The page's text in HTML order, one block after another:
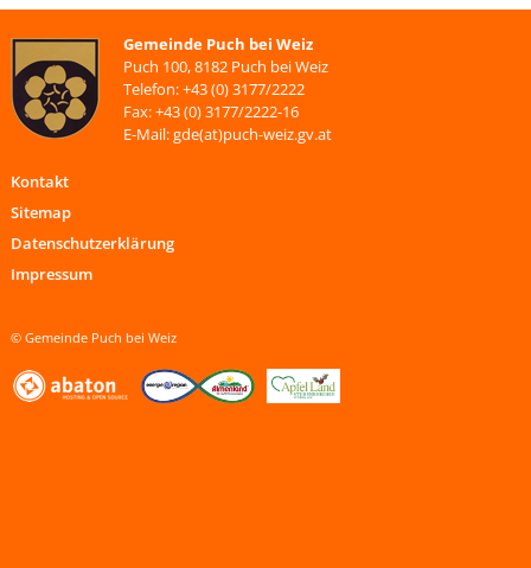
Gemeinde Puch bei Weiz
Puch 100, 8182 Puch bei Weiz
Telefon: +43 (0) 3177/2222
Fax: +43 (0) 3177/2222-16
E-Mail: gde(at)puch-weiz.gv.at
Kontakt
Sitemap
Datenschutzerklärung
Impressum
© Gemeinde Puch bei Weiz